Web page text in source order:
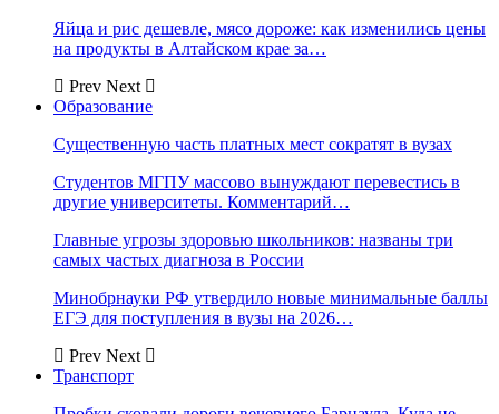
Яйца и рис дешевле, мясо дороже: как изменились цены
на продукты в Алтайском крае за…
Prev Next
Образование
Существенную часть платных мест сократят в вузах
Студентов МГПУ массово вынуждают перевестись в
другие университеты. Комментарий…
Главные угрозы здоровью школьников: названы три
самых частых диагноза в России
Минобрнауки РФ утвердило новые минимальные баллы
ЕГЭ для поступления в вузы на 2026…
Prev Next
Транспорт